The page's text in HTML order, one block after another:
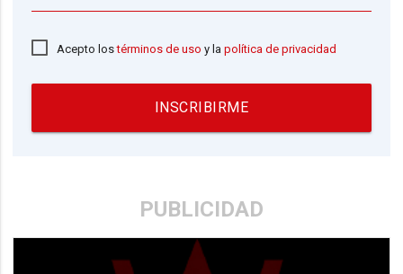
Acepto lostérminos de uso y lapolítica de privacidad
INSCRIBIRME
PUBLICIDAD